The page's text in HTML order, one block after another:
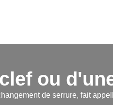
ou
de serrure, fait